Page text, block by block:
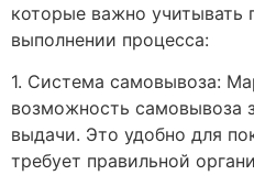
которые важно учитывать
выполнении процесса:
1. Система самовывоза:
возможность самовывоза
выдачи. Это удобно для
требует правильной